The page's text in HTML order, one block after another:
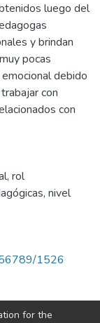
luego del
y brindan
pocas
debido
con
con
, rol
, nivel
1526
for the